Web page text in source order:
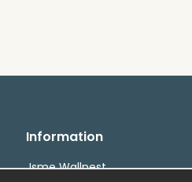
Information
Jsme Wallnest